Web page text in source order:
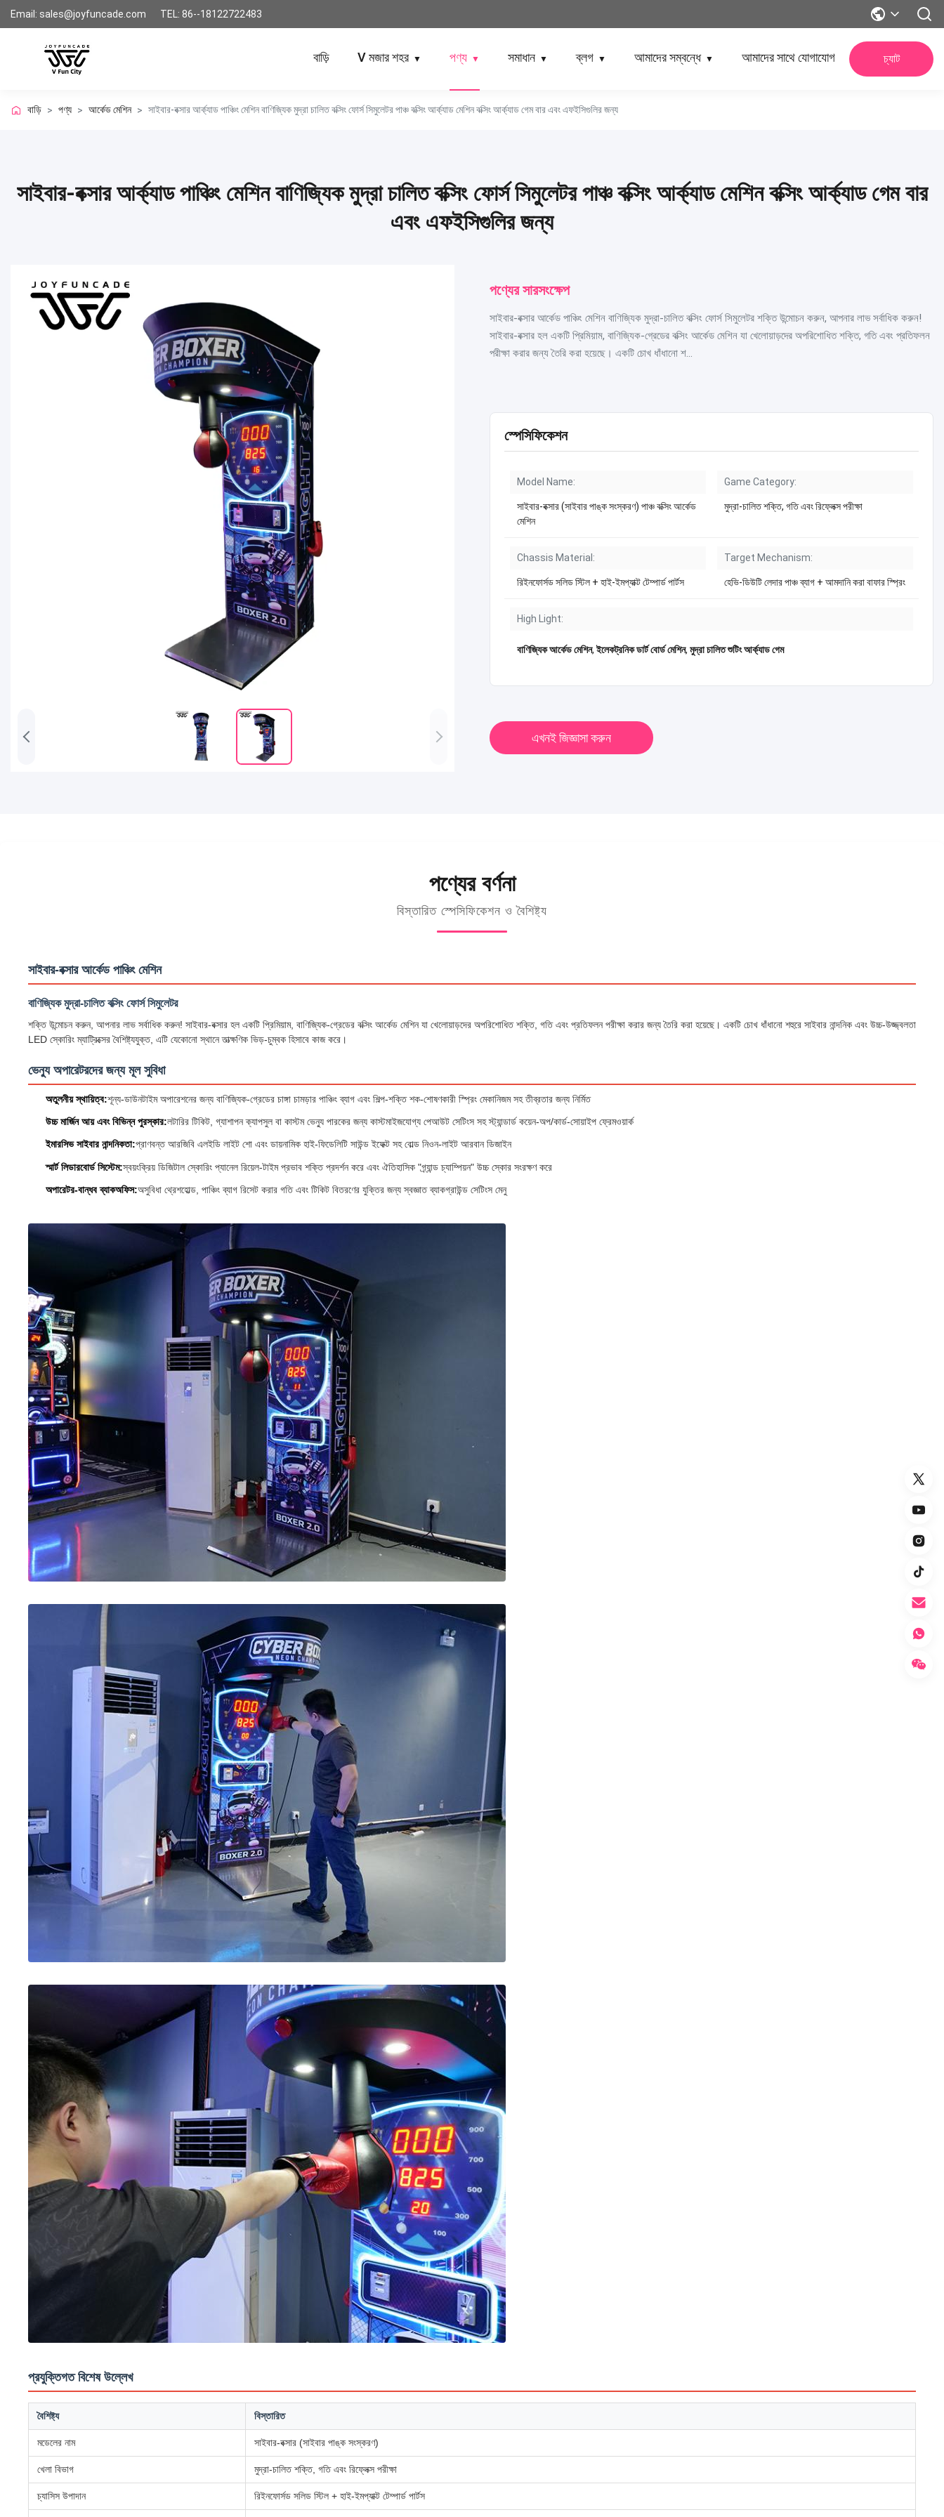
Email: sales@joyfuncade.com TEL: 86--18122722483
বাড়ি V মজার শহর ▼ পণ্য ▼ সমাধান ▼ ব্লগ ▼ আমাদের সম্বন্ধে ▼ আমাদের সাথে যোগাযোগ চ্যাট
বাড়ি > পণ্য > আর্কেড মেশিন > সাইবার-বক্সার আর্ক্যাড পাঞ্চিং মেশিন বাণিজ্যিক মুদ্রা চালিত বক্সিং ফোর্স সিমুলেটর পাঞ্চ বক্সিং আর্ক্যাড মেশিন বক্সিং আর্ক্যাড গেম বার এবং এফইসিগুলির জন্য
সাইবার-বক্সার আর্ক্যাড পাঞ্চিং মেশিন বাণিজ্যিক মুদ্রা চালিত বক্সিং ফোর্স সিমুলেটর পাঞ্চ বক্সিং আর্ক্যাড মেশিন বক্সিং আর্ক্যাড গেম বার
এবং এফইসিগুলির জন্য
পণ্যের সারসংক্ষেপ
সাইবার-বক্সার আর্কেড পাঞ্চিং মেশিন বাণিজ্যিক মুদ্রা-চালিত বক্সিং ফোর্স সিমুলেটর শক্তি উন্মোচন করুন, আপনার লাভ সর্বাধিক করুন!
সাইবার-বক্সার হল একটি প্রিমিয়াম, বাণিজ্যিক-গ্রেডের বক্সিং আর্কেড মেশিন যা খেলোয়াড়দের অপরিশোধিত শক্তি, গতি এবং প্রতিফলন
পরীক্ষা করার জন্য তৈরি করা হয়েছে। একটি চোখ ধাঁধানো শ...
স্পেসিফিকেশন
Model Name:
সাইবার-বক্সার (সাইবার পাঙ্ক সংস্করণ) পাঞ্চ বক্সিং আর্কেড
মেশিন
Game Category:
মুদ্রা-চালিত শক্তি, গতি এবং রিফ্লেক্স পরীক্ষা
Chassis Material:
রিইনফোর্সড সলিড স্টিল + হাই-ইমপ্যাক্ট টেম্পার্ড পার্টস
Target Mechanism:
হেভি-ডিউটি ​​লেদার পাঞ্চ ব্যাগ + আমদানি করা বাফার স্প্রিং
High Light:
বাণিজ্যিক আর্কেড মেশিন,ইলেকট্রনিক ডার্ট বোর্ড মেশিন, মুদ্রা চালিত শুটিং আর্ক্যাড গেম
এখনই জিজ্ঞাসা করুন
পণ্যের বর্ণনা
বিস্তারিত স্পেসিফিকেশন ও বৈশিষ্ট্য
সাইবার-বক্সার আর্কেড পাঞ্চিং মেশিন
বাণিজ্যিক মুদ্রা-চালিত বক্সিং ফোর্স সিমুলেটর
শক্তি উন্মোচন করুন, আপনার লাভ সর্বাধিক করুন! সাইবার-বক্সার হল একটি প্রিমিয়াম, বাণিজ্যিক-গ্রেডের বক্সিং আর্কেড মেশিন যা খেলোয়াড়দের অপরিশোধিত শক্তি, গতি এবং প্রতিফলন পরীক্ষা করার জন্য তৈরি করা হয়েছে। একটি চোখ ধাঁধানো শহুরে সাইবার নান্দনিক এবং উচ্চ-উজ্জ্বলতা
LED স্কোরিং ম্যাট্রিক্সের বৈশিষ্ট্যযুক্ত, এটি যেকোনো স্থানে তাত্ক্ষণিক ভিড়-চুম্বক হিসাবে কাজ করে।
ভেন্যু অপারেটরদের জন্য মূল সুবিধা
অতুলনীয় স্থায়িত্ব:শূন্য-ডাউনটাইম অপারেশনের জন্য বাণিজ্যিক-গ্রেডের চাঙ্গা চামড়ার পাঞ্চিং ব্যাগ এবং শিল্প-শক্তি শক-শোষণকারী স্প্রিং মেকানিজম সহ তীব্রতার জন্য নির্মিত
উচ্চ মার্জিন আয় এবং বিভিন্ন পুরস্কার:লটারির টিকিট, গ্যাশাপন ক্যাপসুল বা কাস্টম ভেন্যু পারকের জন্য কাস্টমাইজযোগ্য পেআউট সেটিংস সহ স্ট্যান্ডার্ড কয়েন-অপ/কার্ড-সোয়াইপ ফ্রেমওয়ার্ক
ইমারসিভ সাইবার নান্দনিকতা:প্রাণবন্ত আরজিবি এলইডি লাইট শো এবং ডায়নামিক হাই-ফিডেলিটি সাউন্ড ইফেক্ট সহ বোল্ড নিওন-লাইট আরবান ডিজাইন
স্মার্ট লিডারবোর্ড সিস্টেম:স্বয়ংক্রিয় ডিজিটাল স্কোরিং প্যানেল রিয়েল-টাইম প্রভাব শক্তি প্রদর্শন করে এবং ঐতিহাসিক "গ্র্যান্ড চ্যাম্পিয়ন" উচ্চ স্কোর সংরক্ষণ করে
অপারেটর-বান্ধব ব্যাকঅফিস:অসুবিধা থ্রেশহোল্ড, পাঞ্চিং ব্যাগ রিসেট করার গতি এবং টিকিট বিতরণের যুক্তির জন্য স্বজ্ঞাত ব্যাকগ্রাউন্ড সেটিংস মেনু
প্রযুক্তিগত বিশেষ উল্লেখ
বৈশিষ্ট্য বিস্তারিত
মডেলের নাম সাইবার-বক্সার (সাইবার পাঙ্ক সংস্করণ)
খেলা বিভাগ মুদ্রা-চালিত শক্তি, গতি এবং রিফ্লেক্স পরীক্ষা
চ্যাসিস উপাদান রিইনফোর্সড সলিড স্টিল + হাই-ইমপ্যাক্ট টেম্পার্ড পার্টস